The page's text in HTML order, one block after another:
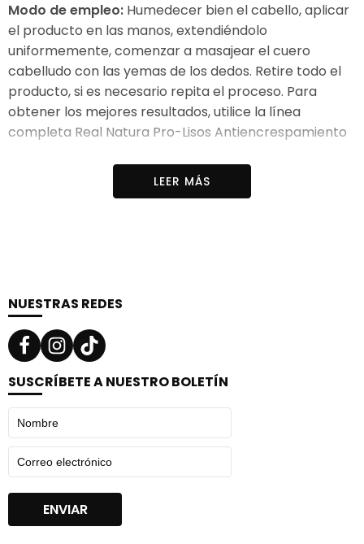
Modo de empleo: Humedecer bien el cabello, aplicar
el producto en las manos, extendiéndolo
uniformemente, comenzar a masajear el cuero
cabelludo con las yemas de los dedos. Retire todo el
producto, si es necesario repita el proceso. Para
obtener los mejores resultados, utilice la línea
completa Real Natura Pro-Lisos Antiencrespamiento
Función principal:combatir el encrespamiento
Cabello liso
cocamida DEA, laureth-4, aceite de nuez de argania
spinosa*, hidrolizado de seda***,
maltodextrina,glicerina***, polyquaternium-7, dioleato
de metilglucósido PEG-120, diestearato de glicol, ácido
cítrico***, diestearato de PEG-150, policuaternio-10,
cloruro de hidroxilpropiltrimonio guar***, parfum,
metilisotiazolinona, fenoxietanol, etilhexilglicerina.
***Origen natural
* Origen biológico
LEER MÁS
NUESTRAS REDES
SUSCRÍBETE A NUESTRO BOLETÍN